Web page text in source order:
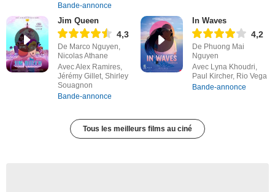
Bande-annonce
Jim Queen
4,3
De Marco Nguyen,
Nicolas Athane
Avec Alex Ramires,
Jérémy Gillet, Shirley
Souagnon
Bande-annonce
In Waves
4,2
De Phuong Mai
Nguyen
Avec Lyna Khoudri,
Paul Kircher, Rio Vega
Bande-annonce
Tous les meilleurs films au ciné